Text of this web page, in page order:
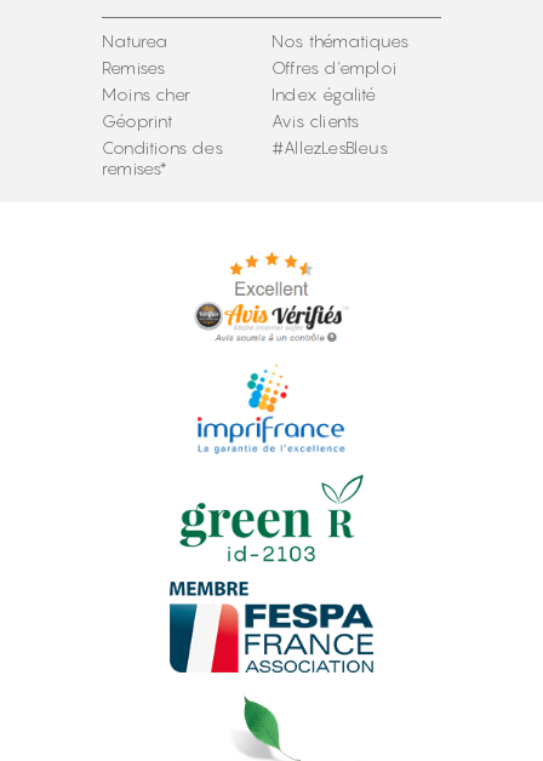
Naturea
Remises
Moins cher
Géoprint
Conditions des
remises*
Nos thématiques
Offres d'emploi
Index égalité
Avis clients
#AllezLesBleus